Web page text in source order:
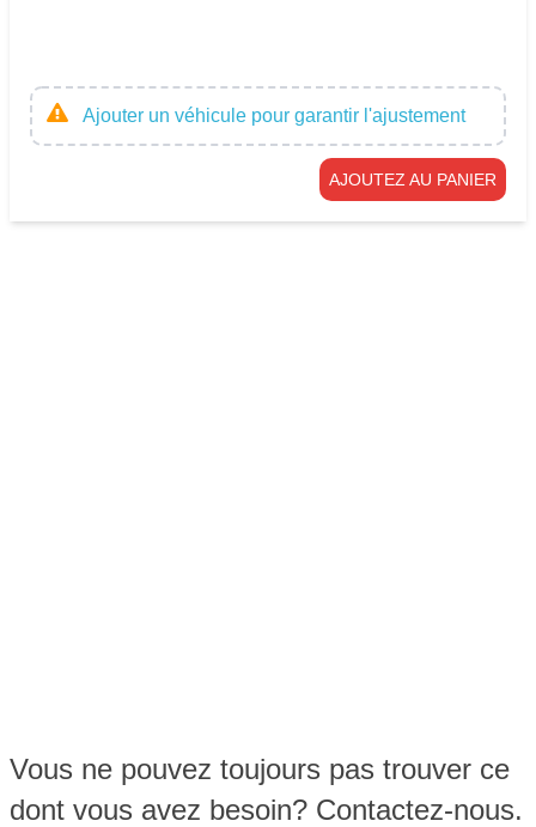
Ajouter un véhicule pour garantir l'ajustement
AJOUTEZ AU PANIER
Vous ne pouvez toujours pas trouver ce
dont vous avez besoin? Contactez-nous.